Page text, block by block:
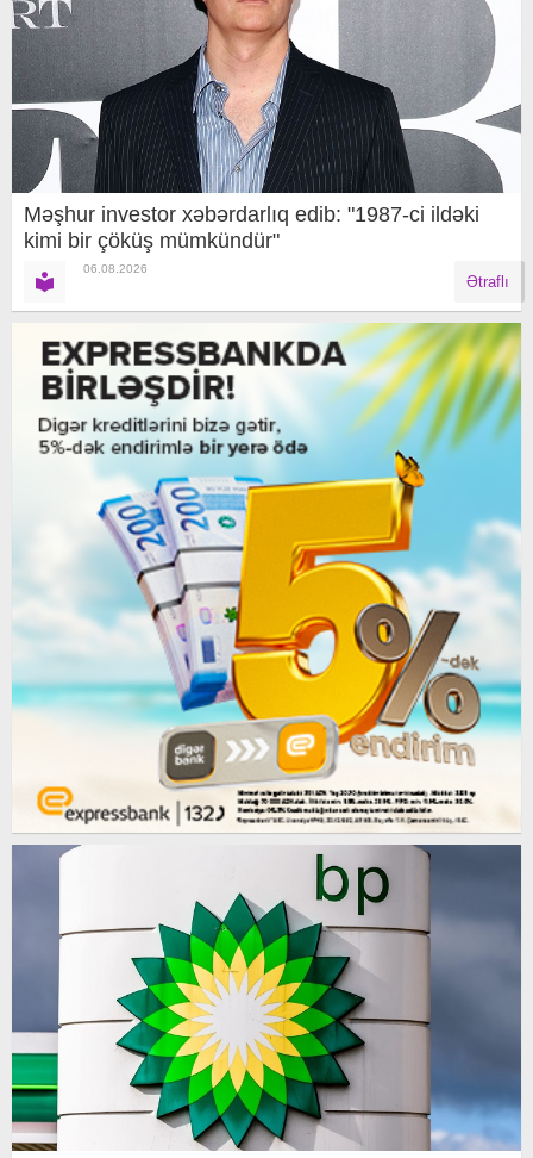
Məşhur investor xəbərdarlıq edib: "1987-ci ildəki
kimi bir çöküş mümkündür"
06.08.2026
Ətraflı